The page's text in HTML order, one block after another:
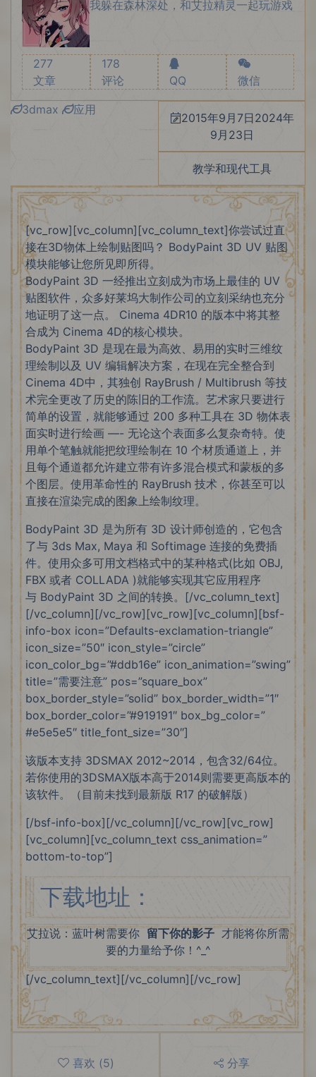
我躲在森林深处，和艾拉精灵一起玩游戏
277
文章
178
评论
QQ 微信
3dmax 应用
2015年9月7日 2024年
9月23日
教学和现代工具
[vc_row][vc_column][vc_column_text]你尝试过直
接在3D物体上绘制贴图吗？ BodyPaint 3D UV 贴图
模块能够让您所见即所得。
BodyPaint 3D 一经推出立刻成为市场上最佳的 UV
贴图软件，众多好莱坞大制作公司的立刻采纳也充分
地证明了这一点。 Cinema 4DR10 的版本中将其整
合成为 Cinema 4D的核心模块。
BodyPaint 3D 是现在最为高效、易用的实时三维纹
理绘制以及 UV 编辑解决方案，在现在完全整合到
Cinema 4D中，其独创 RayBrush / Multibrush 等技
术完全更改了历史的陈旧的工作流。艺术家只要进行
简单的设置，就能够通过 200 多种工具在 3D 物体表
面实时进行绘画 —- 无论这个表面多么复杂奇特。使
用单个笔触就能把纹理绘制在 10 个材质通道上，并
且每个通道都允许建立带有许多混合模式和蒙板的多
个图层。使用革命性的 RayBrush 技术，你甚至可以
直接在渲染完成的图象上绘制纹理。
BodyPaint 3D 是为所有 3D 设计师创造的，它包含
了与 3ds Max, Maya 和 Softimage 连接的免费插
件。使用众多可用文档格式中的某种格式(比如 OBJ,
FBX 或者 COLLADA )就能够实现其它应用程序
与 BodyPaint 3D 之间的转换。[/vc_column_text]
[/vc_column][/vc_row][vc_row][vc_column][bsf-
info-box icon=”Defaults-exclamation-triangle”
icon_size=”50″ icon_style=”circle”
icon_color_bg=”#ddb16e” icon_animation=”swing”
title=”需要注意” pos=”square_box”
box_border_style=”solid” box_border_width=”1″
box_border_color=”#919191″ box_bg_color=”
#e5e5e5″ title_font_size=”30″]
该版本支持 3DSMAX 2012~2014，包含32/64位。
若你使用的3DSMAX版本高于2014则需要更高版本的
该软件。（目前未找到最新版 R17 的破解版）
[/bsf-info-box][/vc_column][/vc_row][vc_row]
[vc_column][vc_column_text css_animation=”
bottom-to-top”]
下载地址：
艾拉说：蓝叶树需要你 留下你的影子 才能将你所需
要的力量给予你！^_^
[/vc_column_text][/vc_column][/vc_row]
喜欢 (5) 分享